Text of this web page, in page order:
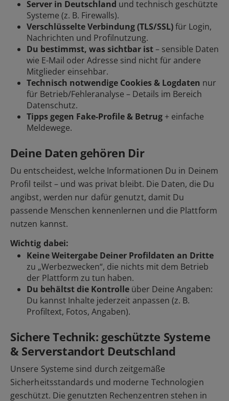
Server in Deutschland und technisch geschützte
Systeme (z. B. Firewalls).
Verschlüsselte Verbindung (TLS/SSL)für Login,
Nachrichten und Profilnutzung.
Du bestimmst, was sichtbar ist– sensible Daten
wie E-Mail oder Adresse sind nicht für andere
Mitglieder einsehbar.
Technisch notwendige Cookies & Logdaten nur
für Betrieb/Fehleranalyse – Details im Bereich
Datenschutz.
Tipps gegen Fake-Profile & Betrug + einfache
Meldewege.
Deine Daten gehören Dir
Du entscheidest, welche Informationen Du in Deinem
Profil teilst – und was privat bleibt. Die Daten, die Du
angibst, werden nur dafür genutzt, damit Du
passende Menschen kennenlernen und die Plattform
nutzen kannst.
Wichtig dabei:
Keine Weitergabe Deiner Profildaten an Dritte
zu „Werbezwecken“, die nichts mit dem Betrieb
der Plattform zu tun haben.
Du behältst die Kontrolle über Deine Angaben:
Du kannst Inhalte jederzeit anpassen (z. B.
Profiltext, Fotos, Angaben).
Sichere Technik: geschützte Systeme
& Serverstandort Deutschland
Unsere Systeme sind durch zeitgemäße
Sicherheitsstandards und moderne Technologien
geschützt. Die genutzten Rechenzentren stehen in